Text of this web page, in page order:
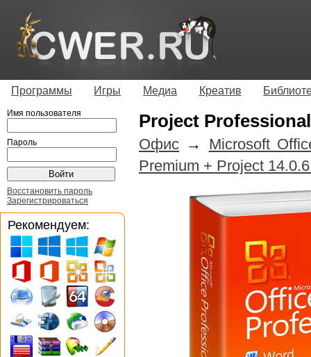
Программы Игры Медиа Креатив
Project
Офис → Microsoft
Premium + Project
Имя пользователя
Пароль
Восстановить пароль
Зарегистрироваться
Рекомендуем: